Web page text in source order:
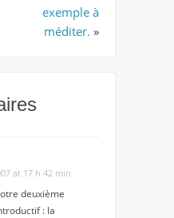
exemple à
méditer. »
at 17 h 42 min
deuxième
: la